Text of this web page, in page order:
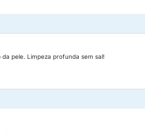
pele. Limpeza profunda sem sal!